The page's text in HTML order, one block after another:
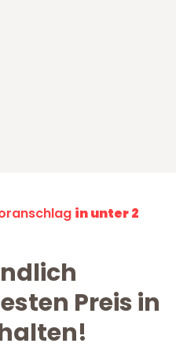
in unter 2
Preis in